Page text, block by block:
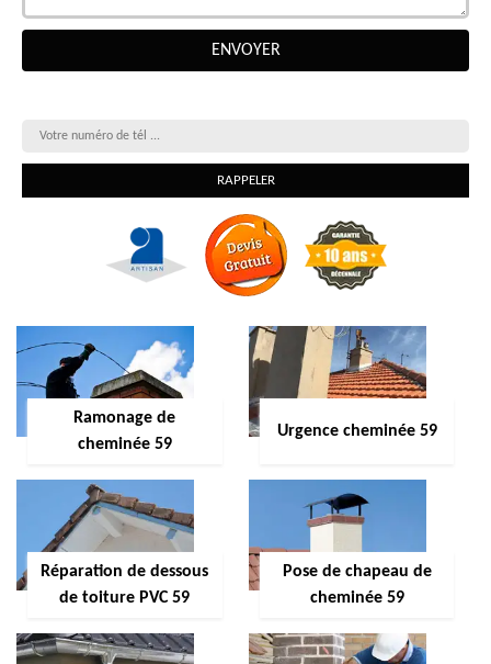
Ramonage de
cheminée 59
Urgence cheminée 59
Réparation de dessous
de toiture PVC 59
Pose de chapeau de
cheminée 59